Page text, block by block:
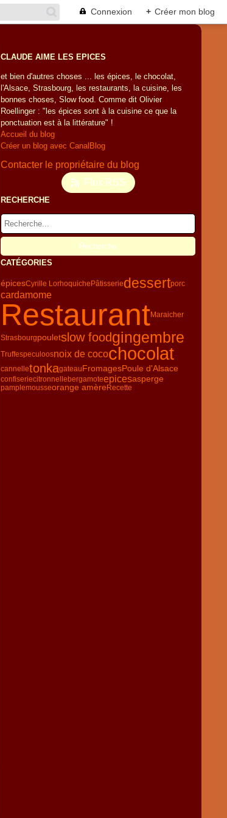
Connexion + Créer mon blog
CLAUDE AIME LES EPICES
et bien d'autres choses ... les épices, le chocolat,
l'Alsace, Strasbourg, les restaurants, la cuisine, les
bonnes choses, Slow food. Comme dit Olivier
Roellinger : "les épices sont à la cuisine ce que la
ponctuation est à la littérature" !
Accueil du blog
Créer un blog avec CanalBlog
Contacter le propriétaire du blog
Flux RSS
RECHERCHE
CATÉGORIES
épicesCyrille LorhoquichePâtisseriedessertporc
cardamome
RestaurantMaraicher
Strasbourgpouletslow foodgingembre
Truffespeculoosnoix de cocochocolat
cannelletonkagateauFromagesPoule d'Alsace
confiseriecitronnellebergamoteepicesasperge
pamplemousseorange amèreRecette